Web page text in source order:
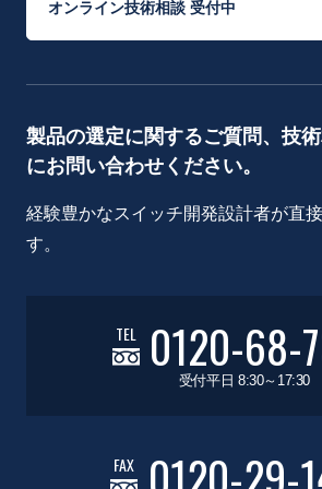
オンライン技術相談 受付中
製品の選定に関するご質問、技
にお問い合わせください。
経験豊かなスイッチ開発設計者が直
す。
TEL 0120-68-
受付平日 8:30～17:30
FAX